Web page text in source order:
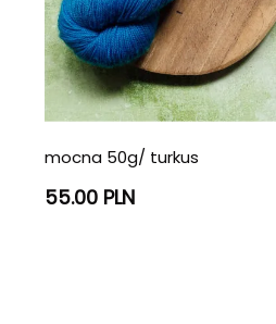
mocna 50g/ turkus
55.00 PLN